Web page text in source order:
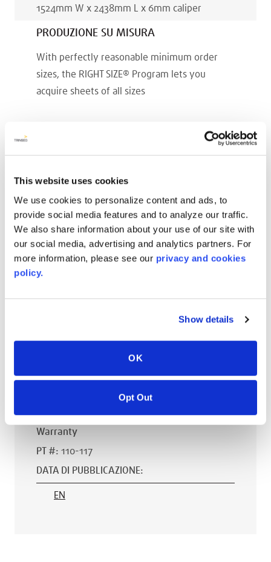
This website uses cookies
We use cookies to personalize content and ads, to
provide social media features and to analyze our traffic.
We also share information about your use of our site with
our social media, advertising and analytics partners. For
more information, please see our privacy and cookies
policy.
Show details
OK
Opt Out
1524mm W x 2438mm L x 6mm caliper
PRODUZIONE SU MISURA
With perfectly reasonable minimum order
sizes, the RIGHT SIZE® Program lets you
acquire sheets of all sizes
PT #:110-119
DATA DI PUBBLICAZIONE:
EN
AVONITE® 10 YEAR ADVANC3
Warranty
PT #: 110-117
DATA DI PUBBLICAZIONE:
EN